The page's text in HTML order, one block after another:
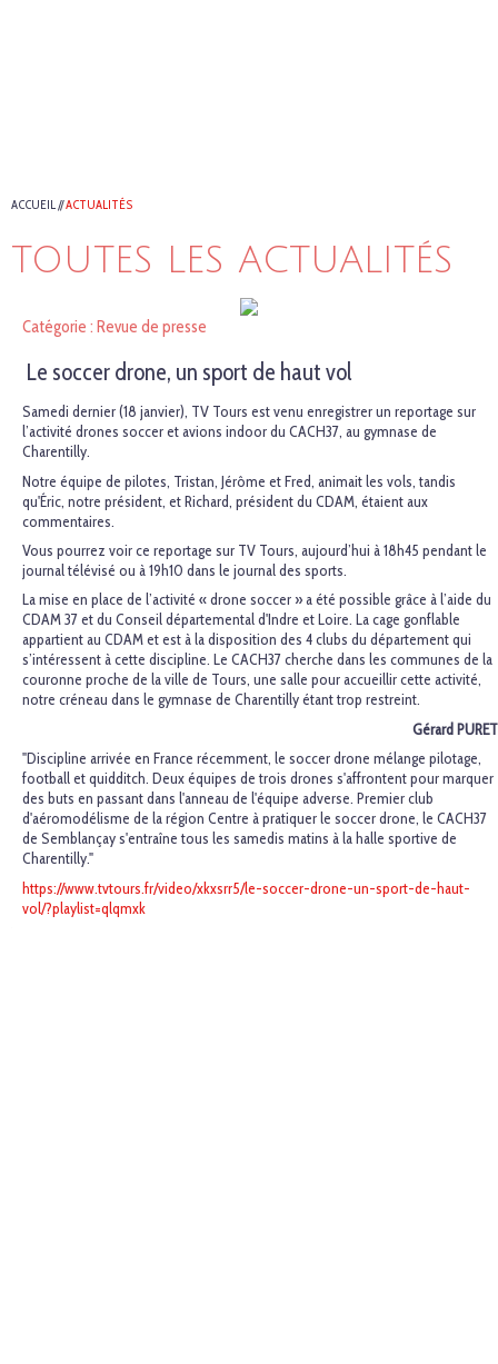
ACCUEIL//ACTUALITÉS
TOUTES LES ACTUALITÉS
Catégorie : Revue de presse
Le soccer drone, un sport de haut vol
Samedi dernier (18 janvier), TV Tours est venu enregistrer un reportage sur
l’activité drones soccer et avions indoor du CACH37, au gymnase de
Charentilly.
Notre équipe de pilotes, Tristan, Jérôme et Fred, animait les vols, tandis
qu'Éric, notre président, et Richard, président du CDAM, étaient aux
commentaires.
Vous pourrez voir ce reportage sur TV Tours, aujourd’hui à 18h45 pendant le
journal télévisé ou à 19h10 dans le journal des sports.
La mise en place de l’activité « drone soccer » a été possible grâce à l’aide du
CDAM 37 et du Conseil départemental d'Indre et Loire. La cage gonflable
appartient au CDAM et est à la disposition des 4 clubs du département qui
s’intéressent à cette discipline. Le CACH37 cherche dans les communes de la
couronne proche de la ville de Tours, une salle pour accueillir cette activité,
notre créneau dans le gymnase de Charentilly étant trop restreint.
Gérard PURET
"Discipline arrivée en France récemment, le soccer drone mélange pilotage,
football et quidditch. Deux équipes de trois drones s'affrontent pour marquer
des buts en passant dans l'anneau de l'équipe adverse. Premier club
d'aéromodélisme de la région Centre à pratiquer le soccer drone, le CACH37
de Semblançay s'entraîne tous les samedis matins à la halle sportive de
Charentilly."
https://www.tvtours.fr/video/xkxsrr5/le-soccer-drone-un-sport-de-haut-
vol/?playlist=qlqmxk